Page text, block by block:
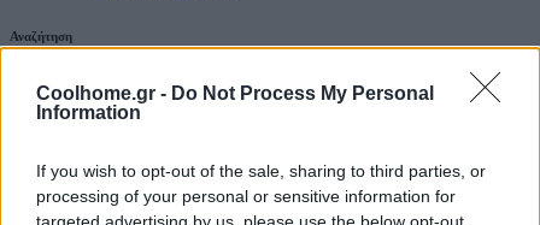
Coolhome.gr - Do Not Process My Personal
Information
If you wish to opt-out of the sale, sharing to third parties, or
processing of your personal or sensitive information for
Αναζήτηση